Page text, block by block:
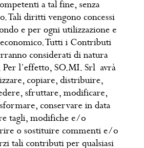
a tal fine, senza
Tali diritti vengono concessi
e per ogni utilizzazione e
Tutti i Contributi
considerati di natura
l’effetto, SO.MI. Srl avrà
copiare, distribuire,
sfruttare, modificare,
conservare in data
tagli, modifiche e/o
o sostituire commenti e/o
tali contributi per qualsiasi